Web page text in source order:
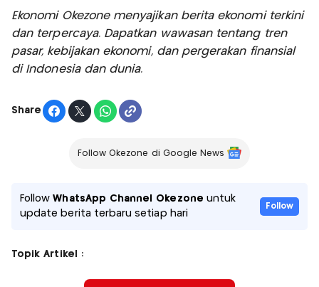
Ekonomi Okezone menyajikan berita ekonomi terkini
dan terpercaya. Dapatkan wawasan tentang tren
pasar, kebijakan ekonomi, dan pergerakan finansial
di Indonesia dan dunia.
Share
Follow Okezone di Google News
FollowWhatsApp Channel Okezone untuk
update berita terbaru setiap hari
Follow
Topik Artikel :